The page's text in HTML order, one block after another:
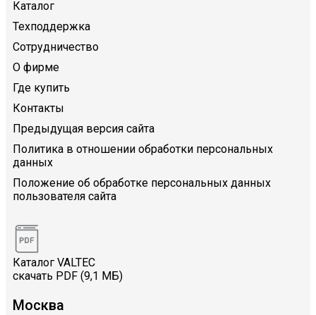
Каталог
Техподдержка
Сотрудничество
О фирме
Где купить
Контакты
Предыдущая версия сайта
Политика в отношении обработки персональных
данных
Положение об обработке персональных данных
пользователя сайта
Каталог VALTEC
скачать PDF (9,1 МБ)
Москва